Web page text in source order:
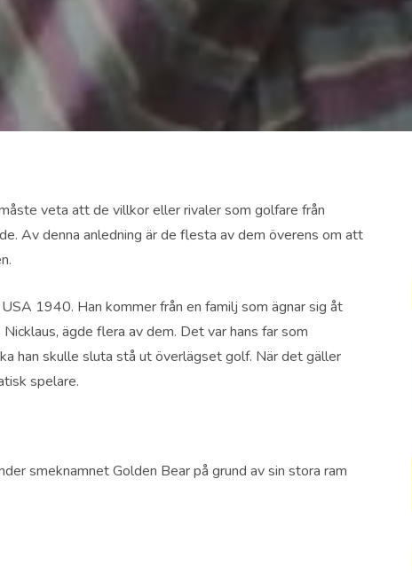
veta att de villkor eller rivaler som golfare från
Av denna anledning är de flesta av dem överens om att
1940. Han kommer från en familj som ägnar sig åt
ägde flera av dem. Det var hans far som
han skulle sluta stå ut överlägset golf. När det gäller
spelare.
smeknamnet Golden Bear på grund av sin stora ram